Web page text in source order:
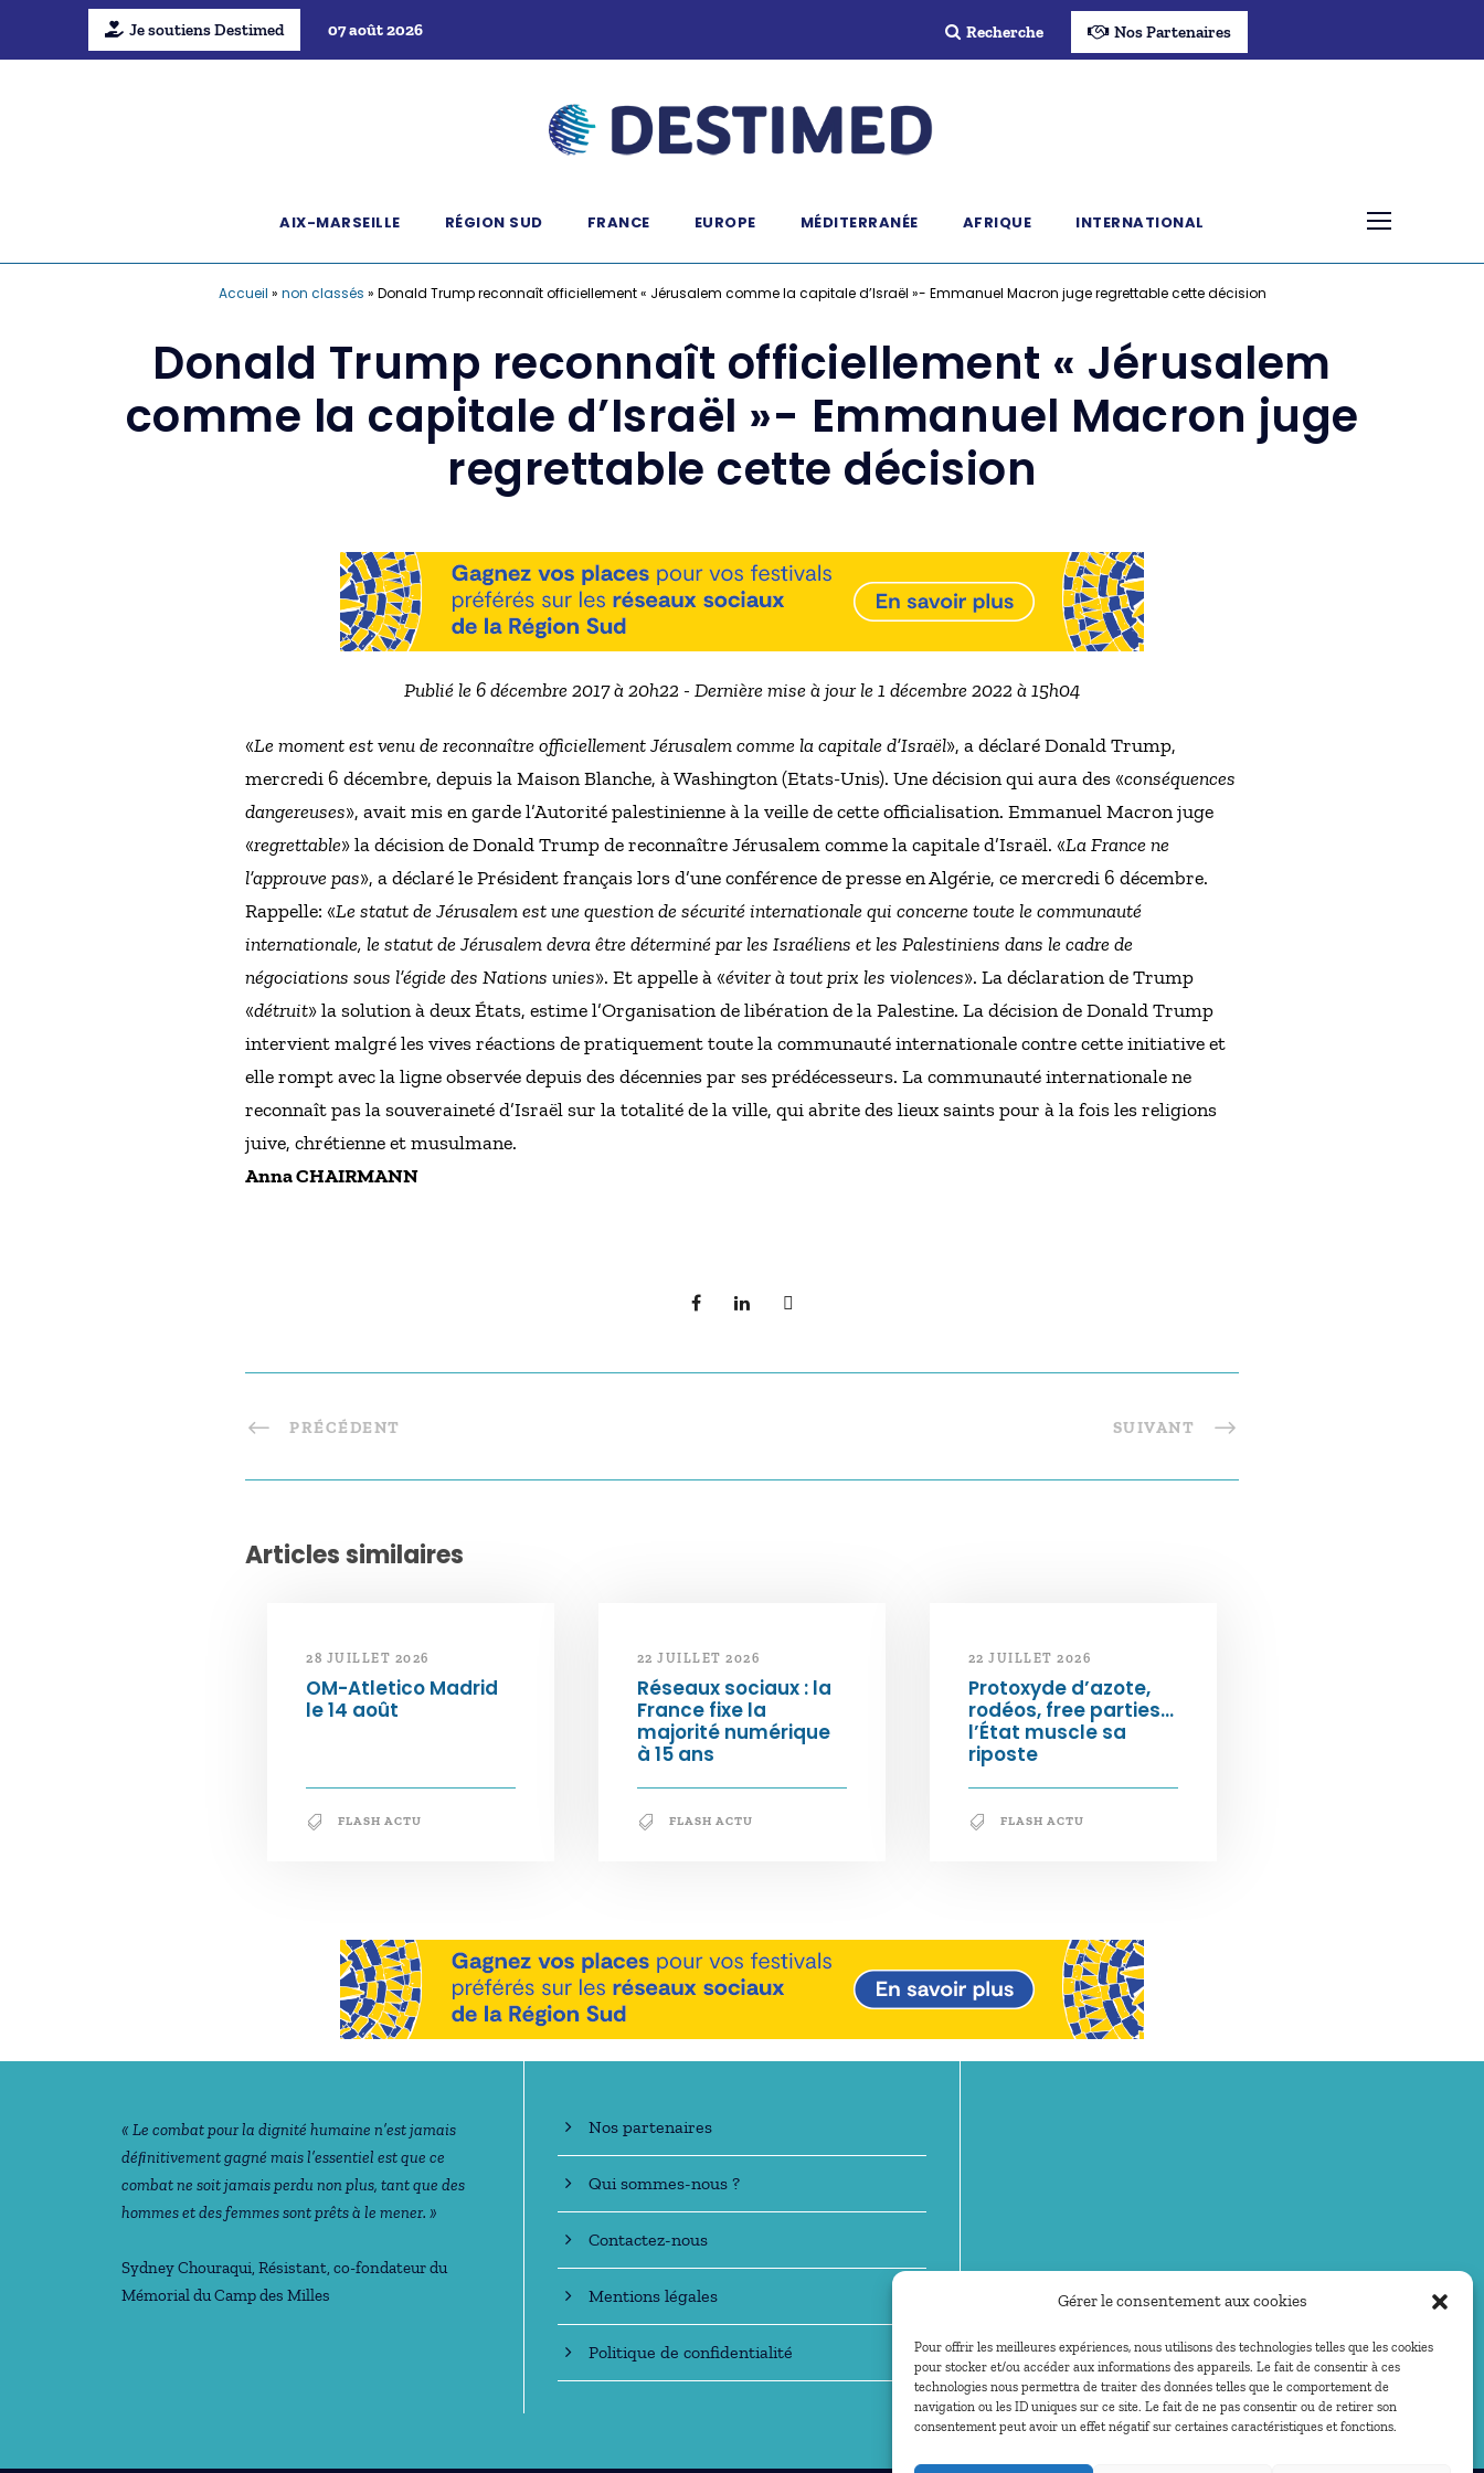
Gérer le consentement aux cookies
Pour offrir les meilleures expériences, nous utilisons des technologies telles que les cookies
pour stocker et/ou accéder aux informations des appareils. Le fait de consentir à ces
technologies nous permettra de traiter des données telles que le comportement de
navigation ou les ID uniques sur ce site. Le fait de ne pas consentir ou de retirer son
consentement peut avoir un effet négatif sur certaines caractéristiques et fonctions.
Je soutiens Destimed 07 août 2026 Recherche Nos Partenaires
AIX-MARSEILLE RÉGION SUD FRANCE EUROPE MÉDITERRANÉE AFRIQUE INTERNATIONAL
Accueil » non classés » Donald Trump reconnaît officiellement « Jérusalem comme la capitale d’Israël »- Emmanuel Macron juge regrettable cette décision
Donald Trump reconnaît officiellement « Jérusalem
comme la capitale d’Israël »- Emmanuel Macron juge
regrettable cette décision
Publié le 6 décembre 2017 à 20h22 - Dernière mise à jour le 1 décembre 2022 à 15h04
«Le moment est venu de reconnaître officiellement Jérusalem comme la capitale d’Israël», a déclaré Donald Trump,
mercredi 6 décembre, depuis la Maison Blanche, à Washington (Etats-Unis). Une décision qui aura des «conséquences
dangereuses», avait mis en garde l’Autorité palestinienne à la veille de cette officialisation. Emmanuel Macron juge
«regrettable» la décision de Donald Trump de reconnaître Jérusalem comme la capitale d’Israël. «La France ne
l’approuve pas», a déclaré le Président français lors d’une conférence de presse en Algérie, ce mercredi 6 décembre.
Rappelle: «Le statut de Jérusalem est une question de sécurité internationale qui concerne toute le communauté
internationale, le statut de Jérusalem devra être déterminé par les Israéliens et les Palestiniens dans le cadre de
négociations sous l’égide des Nations unies». Et appelle à «éviter à tout prix les violences». La déclaration de Trump
«détruit» la solution à deux États, estime l’Organisation de libération de la Palestine. La décision de Donald Trump
intervient malgré les vives réactions de pratiquement toute la communauté internationale contre cette initiative et
elle rompt avec la ligne observée depuis des décennies par ses prédécesseurs. La communauté internationale ne
reconnaît pas la souveraineté d’Israël sur la totalité de la ville, qui abrite des lieux saints pour à la fois les religions
juive, chrétienne et musulmane.
Anna CHAIRMANN
PRÉCÉDENT SUIVANT
Articles similaires
28 JUILLET 2026
OM-Atletico Madrid
le 14 août
FLASH ACTU
22 JUILLET 2026
Réseaux sociaux : la
France fixe la
majorité numérique
à 15 ans
FLASH ACTU
22 JUILLET 2026
Protoxyde d’azote,
rodéos, free parties…
l’État muscle sa
riposte
FLASH ACTU
Notre philosophie
« Le combat pour la dignité humaine n’est jamais
déﬁnitivement gagné mais l’essentiel est que ce
combat ne soit jamais perdu non plus, tant que des
hommes et des femmes sont prêts à le mener. »
Sydney Chouraqui, Résistant, co-fondateur du
Mémorial du Camp des Milles
En savoir +
Nos partenaires
Qui sommes-nous ?
Contactez-nous
Mentions légales
Politique de confidentialité